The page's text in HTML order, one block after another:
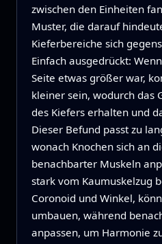
zwischen den Einheiten
Muster, die darauf
Kieferbereiche sich
Einfach ausgedrückt:
Seite etwas größer war,
kleiner sein, wodurch das
des Kiefers erhalten und
Dieser Befund passt zu
wonach Knochen sich an
benachbarter Muskeln
stark vom Kaumuskelzug
Coronoid und Winkel,
umbauen, während
anpassen, um Harmonie